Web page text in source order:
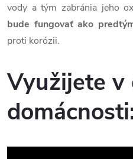
vody a tým zabránia jeho
bude fungovať ako
proti korózii.
Využijete v